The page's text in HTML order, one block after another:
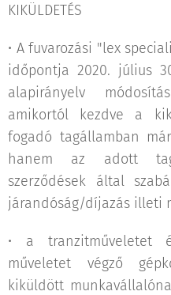
KIKÜLDETÉS
• A fuvarozási "lex
időpontja 2020. július
alapirányelv
amikortól kezdve a
fogadó tagállamban
hanem az adott
szerződések által
járandóság/díjazás illeti
• a tranzitműveletet
műveletet végző
kiküldött